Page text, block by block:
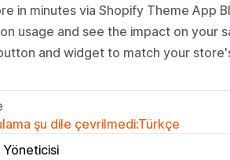
in minutes via Shopify Theme App
usage and see the impact on your
and widget to match your
şu dile çevrilmedi:Türkçe